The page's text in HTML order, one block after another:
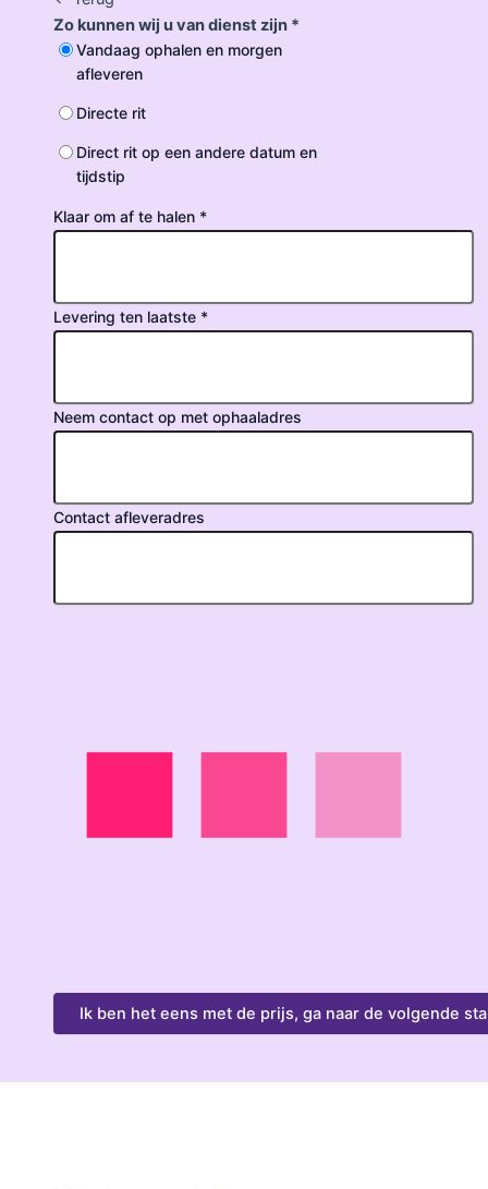
Zo kunnen wij u van dienst zijn *
Vandaag ophalen en morgen
afleveren
Directe rit
Direct rit op een andere datum en
tijdstip
Klaar om af te halen *
Levering ten laatste *
Neem contact op met ophaaladres
Contact afleveradres